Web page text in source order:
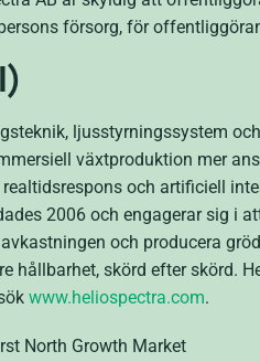
försorg, för
ljusstyrningssystem
växtproduktion mer
och artificiell
2006 och engagerar sig i
och producera
hållbarhet, skörd efter skörd.
www.heliospectra.com.
North Growth Market